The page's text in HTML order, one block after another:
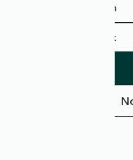
Instagram
Facebook